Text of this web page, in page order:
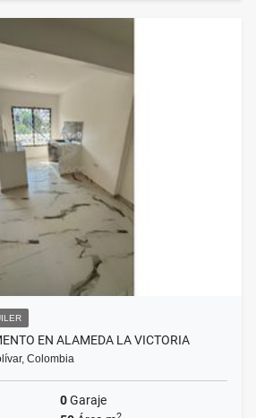
EN ALAMEDA LA VICTORIA
Colombia
0Garaje